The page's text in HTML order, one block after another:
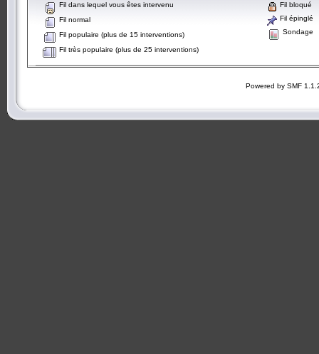
Fil dans lequel vous êtes intervenu
Fil normal
Fil populaire (plus de 15 interventions)
Fil très populaire (plus de 25 interventions)
Fil bloqué
Fil épinglé
Sondage
Powered by SMF